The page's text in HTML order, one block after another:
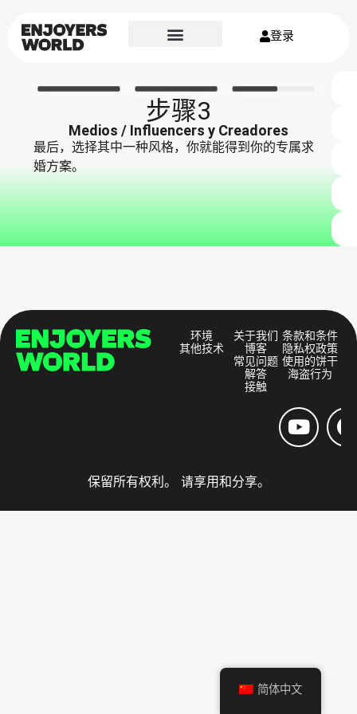
登录
步骤3
Medios / Influencers y Creadores
最后，选择其中一种风格，你就能得到你的专属求
婚方案。
环境
其他技术
关于我们
博客
常见问题
解答
接触
条款和条件
隐私权政策
使用的饼干
海盗行为
保留所有权利。 请享用和分享。
简体中文